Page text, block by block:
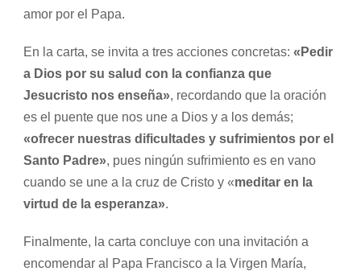
amor por el Papa.
En la carta, se invita a tres acciones concretas: «Pedir
a Dios por su salud con la confianza que
Jesucristo nos enseña», recordando que la oración
es el puente que nos une a Dios y a los demás;
«ofrecer nuestras dificultades y sufrimientos por el
Santo Padre», pues ningún sufrimiento es en vano
cuando se une a la cruz de Cristo y «meditar en la
virtud de la esperanza».
Finalmente, la carta concluye con una invitación a
encomendar al Papa Francisco a la Virgen María,